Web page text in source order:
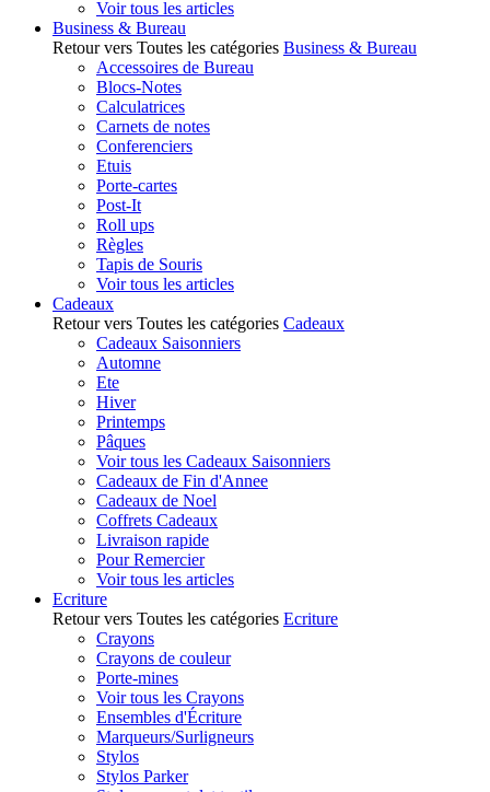
Voir tous les articles
Business & Bureau
Retour vers Toutes les catégories Business & Bureau
Accessoires de Bureau
Blocs-Notes
Calculatrices
Carnets de notes
Conferenciers
Etuis
Porte-cartes
Post-It
Roll ups
Règles
Tapis de Souris
Voir tous les articles
Cadeaux
Retour vers Toutes les catégories Cadeaux
Cadeaux Saisonniers
Automne
Ete
Hiver
Printemps
Pâques
Voir tous les Cadeaux Saisonniers
Cadeaux de Fin d'Annee
Cadeaux de Noel
Coffrets Cadeaux
Livraison rapide
Pour Remercier
Voir tous les articles
Ecriture
Retour vers Toutes les catégories Ecriture
Crayons
Crayons de couleur
Porte-mines
Voir tous les Crayons
Ensembles d'Écriture
Marqueurs/Surligneurs
Stylos
Stylos Parker